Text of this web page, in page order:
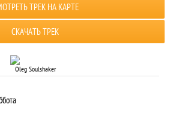
ТРЕК НА КАРТЕ
СКАЧАТЬ ТРЕК
Oleg Soulshaker